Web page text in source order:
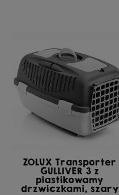
ZOLUX Transporter
GULLIVER 3 z
plastikowamy
drzwiczkami, szary